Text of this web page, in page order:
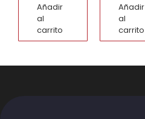
Añadir
al
carrito
Añadir
al
carrito